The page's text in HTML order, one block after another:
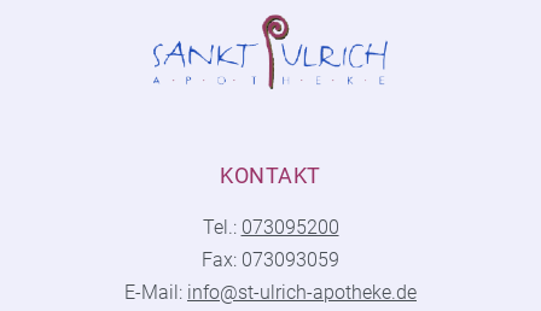
KONTAKT
Tel.: 073095200
Fax: 073093059
E-Mail: info@st-ulrich-apotheke.de